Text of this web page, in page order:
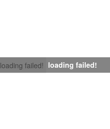
loading failed! loading failed!